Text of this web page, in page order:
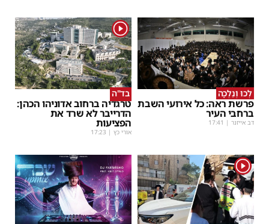
לְכוּ וְנֵלְכָה
פרשת ראה: כל אירועי השבת
ברחבי העיר
דב אייזנר |
17:41
1
בד"ה
טרגדיה ברחוב אדוניהו הכהן:
הדרייבר לא שרד את
הפציעות
אורי כץ |
17:23
1